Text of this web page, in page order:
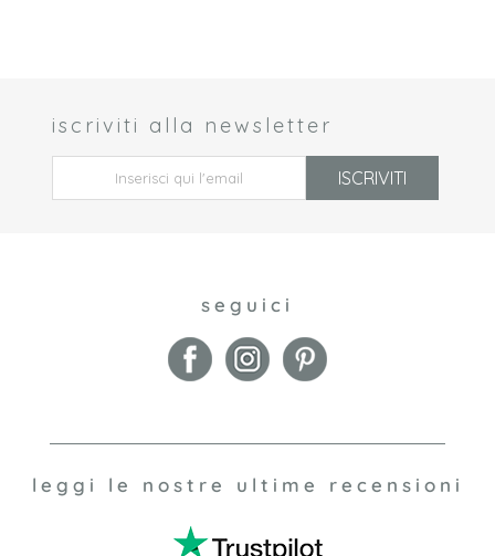
iscriviti alla newsletter
ISCRIVITI
seguici
leggi le nostre ultime recensioni